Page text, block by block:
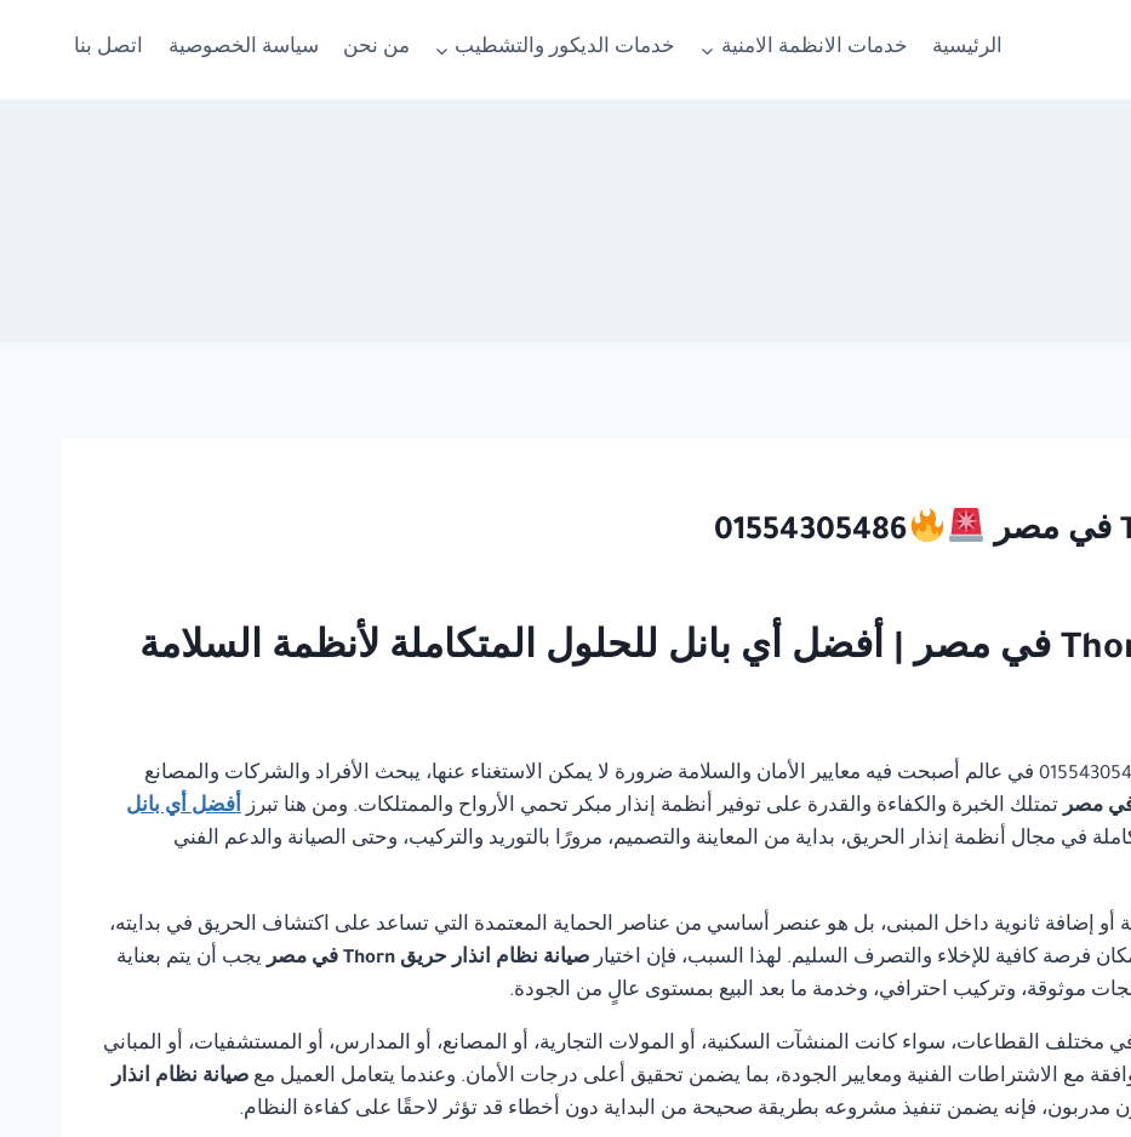
الرئيسية خدمات الانظمة الامنية خدمات الديكور والتشطيب من نحن سياسة الخصوصية اتصل بنا
01554305486
01554305486 في عالم أصبحت فيه معايير الأمان والسلامة ضرورة لا يمكن الاستغناء عنها، يبحث الأفراد والشركات والمصانع
تمتلك الخبرة والكفاءة والقدرة على توفير أنظمة إنذار مبكر تحمي الأرواح والممتلكات. ومن هنا تبرز أفضل أي بانل
في مجال أنظمة إنذار الحريق، بداية من المعاينة والتصميم، مرورًا بالتوريد والتركيب، وحتى الصيانة والدعم الفني
إضافة ثانوية داخل المبنى، بل هو عنصر أساسي من عناصر الحماية المعتمدة التي تساعد على اكتشاف الحريق في بدايته،
فرصة كافية للإخلاء والتصرف السليم. لهذا السبب، فإن اختيار صيانة نظام انذار حريق Thorn في مصر
يجب أن يتم بعناية
موثوقة، وتركيب احترافي، وخدمة ما بعد البيع بمستوى عالٍ من الجودة.
في مختلف القطاعات، سواء كانت المنشآت السكنية، أو المولات التجارية، أو المصانع، أو المدارس، أو المستشفيات، أو المباني
مع الاشتراطات الفنية ومعايير الجودة، بما يضمن تحقيق أعلى درجات الأمان. وعندما يتعامل العميل مع صيانة نظام انذار
مدربون، فإنه يضمن تنفيذ مشروعه بطريقة صحيحة من البداية دون أخطاء قد تؤثر لاحقًا على كفاءة النظام.